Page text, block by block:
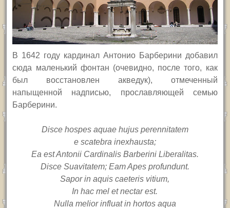
В 1642 году кардинал Антонио Барберини добавил
сюда маленький фонтан (очевидно, после того, как
был восстановлен акведук), отмеченный
напыщенной надписью, прославляющей семью
Барберини.
Disce hospes aquae hujus perennitatem
e scatebra inexhausta;
Ea est Antonii Cardinalis Barberini Liberalitas.
Disce Suavitatem; Eam Apes profundunt.
Sapor in aquis caeteris vitium,
In hac mel et nectar est.
Nulla melior influat in hortos aqua